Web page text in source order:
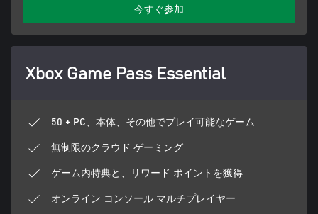
今すぐ参加
Xbox Game Pass Essential
50 + PC、本体、その他でプレイ可能なゲーム
無制限のクラウド ゲーミング
ゲーム内特典と、リワード ポイントを獲得
オンライン コンソール マルチプレイヤー